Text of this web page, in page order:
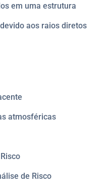
em uma estrutura
aos raios diretos
atmosféricas
de Risco